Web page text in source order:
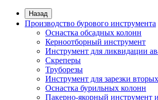
Назад
Производство бурового инструмента
Оснастка обсадных колонн
Керноотборный инструмент
Инструмент для ликвидации
Скреперы
Труборезы
Инструмент для зарезки
Оснастка бурильных колонн
Пакерно-якорный инструмент